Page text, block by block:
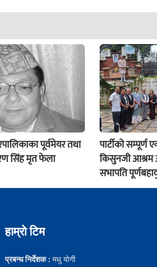
पूर्वमेयर तथा
सिंह मृत फेला
पार्टीको
किसुनजी आश्रम
सभापति
हाम्राे टिम
प्रबन्ध निर्देशक :मधु याेगी